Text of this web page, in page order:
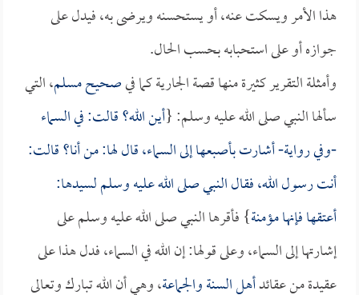
هذا الأمر ويسكت عنه، أو يستحسنه ويرضى به، فيدل على
جوازه أو على استحبابه بحسب الحال.
وأمثلة التقرير كثيرة منها قصة الجارية كما فيصحيح مسلم، التي
سألها النبي صلى الله عليه وسلم: {أين الله؟ قالت: في السماء
-وفي رواية- أشارت بأصبعها إلى السماء، قال لها: من أنا؟ قالت:
أنت رسول الله، فقال النبي صلى الله عليه وسلم لسيدها:
أعتقها فإنها مؤمنة} فأقرها النبي صلى الله عليه وسلم على
إشارتها إلى السماء، وعلى قولها: إن الله في السماء، فدل هذا على
عقيدة من عقائدأهل السنة والجماعة، وهي أن الله تبارك وتعالى